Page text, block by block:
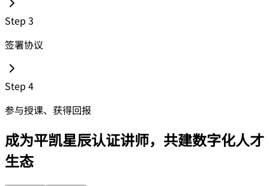
Step 3
签署协议
Step 4
参与授课、获得回报
成为平凯星辰认证讲师，共建数字化人才
生态